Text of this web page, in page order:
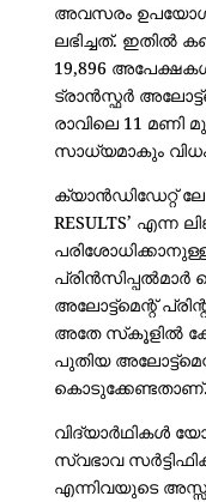
അവസരം
ലഭിച്ചത്. ഇതിൽ
19,896
ട്രാൻസ്ഫർ
രാവിലെ 11 മണി
സാധ്യമാകും വിധം
ക്യാൻഡിഡേറ്റ്
RESULTS’ എന്ന
അലോട്ട്‌മെന്റ്
അതേ സ്‌കൂളിൽ
പുതിയ
കൊടുക്കേണ്ടതാണ്.
വിദ്യാർഥികൾ
സ്വഭാവ
എന്നിവയുടെ